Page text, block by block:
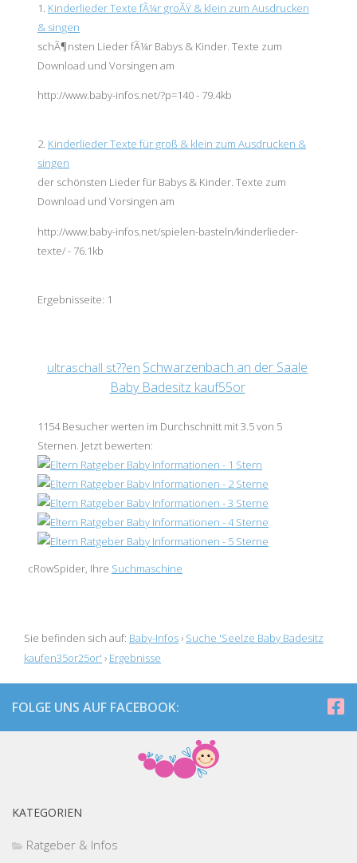
1. Kinderlieder Texte fÃ¼r groÃŸ & klein zum Ausdrucken
& singen
schÃ¶nsten Lieder fÃ¼r Babys & Kinder. Texte zum
Download und Vorsingen am
http://www.baby-infos.net/?p=140 - 79.4kb
2. Kinderlieder Texte für groß & klein zum Ausdrucken &
singen
der schönsten Lieder für Babys & Kinder. Texte zum
Download und Vorsingen am
http://www.baby-infos.net/spielen-basteln/kinderlieder-
texte/ - 76.1kb
Ergebnisseite: 1
ultraschall st??en Schwarzenbach an der Saale
Baby Badesitz kauf55or
1154Besucher werten im Durchschnitt mit3.5von 5
Sternen. Jetzt bewerten:
cRowSpider, Ihre Suchmaschine
Sie befinden sich auf: Baby-Infos› Suche 'Seelze Baby Badesitz
kaufen35or25or' › Ergebnisse
FOLGE UNS AUF FACEBOOK:
KATEGORIEN
Ratgeber & Infos